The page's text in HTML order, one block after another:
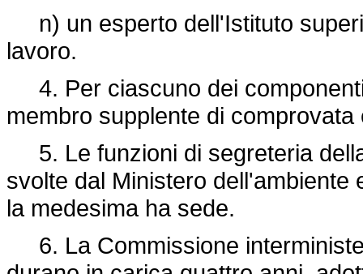
n) un esperto dell'Istituto
lavoro.
4. Per ciascuno dei
membro supplente di
5. Le funzioni di segreteria
svolte dal Ministero dell'ambiente
la medesima ha sede.
6. La Commissione